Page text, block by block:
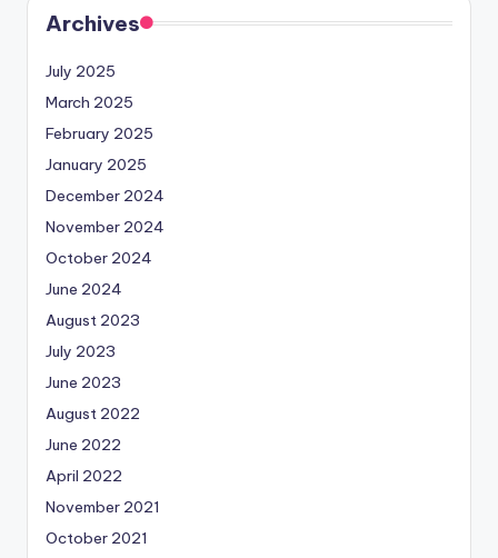
Archives
July 2025
March 2025
February 2025
January 2025
December 2024
November 2024
October 2024
June 2024
August 2023
July 2023
June 2023
August 2022
June 2022
April 2022
November 2021
October 2021